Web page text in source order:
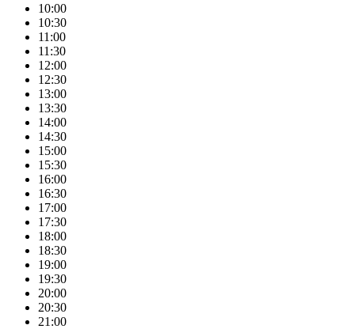
10:00
10:30
11:00
11:30
12:00
12:30
13:00
13:30
14:00
14:30
15:00
15:30
16:00
16:30
17:00
17:30
18:00
18:30
19:00
19:30
20:00
20:30
21:00